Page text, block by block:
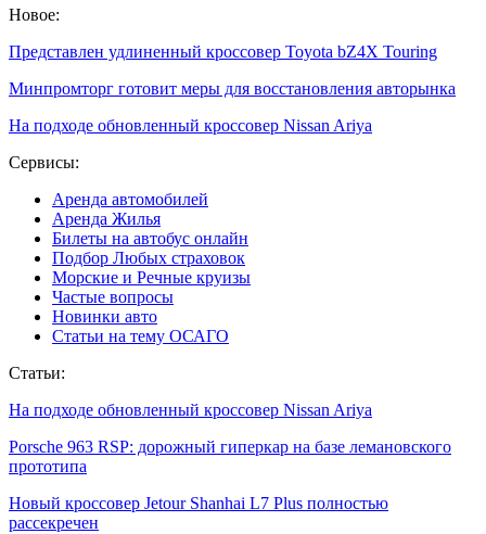
Новое:
Представлен удлиненный кроссовер Toyota bZ4X Touring
Минпромторг готовит меры для восстановления авторынка
На подходе обновленный кроссовер Nissan Ariya
Сервисы:
Аренда автомобилей
Аренда Жилья
Билеты на автобус онлайн
Подбор Любых страховок
Морские и Речные круизы
Частые вопросы
Новинки авто
Статьи на тему ОСАГО
Статьи:
На подходе обновленный кроссовер Nissan Ariya
Porsche 963 RSP: дорожный гиперкар на базе лемановского
прототипа
Новый кроссовер Jetour Shanhai L7 Plus полностью
рассекречен